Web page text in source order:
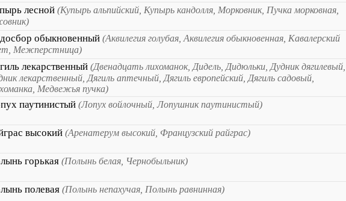
лесной (Купырь альпийский, Купырь кандолля, Морковник, Пучка морковная,
обыкновенный (Аквилегия голубая, Аквилегия обыкновенная, Кавалерский
Межперстница)
лекарственный (Двенадцать лихоманок, Дидель, Дидюльки, Дудник дягилевый,
лекарственный, Дягиль аптечный, Дягиль европейский, Дягиль садовый,
Медвежья пучка)
паутинистый (Лопух войлочный, Лопушник паутинистый)
высокий (Аренатерум высокий, Французский райграс)
горькая (Полынь белая, Чернобыльник)
полевая (Полынь непахучая, Полынь равнинная)